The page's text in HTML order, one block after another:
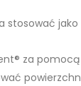
stosować jako
za pomocą